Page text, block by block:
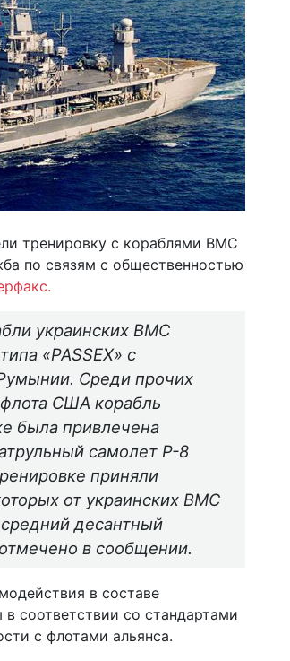
тренировку с кораблями ВМС
по связям с общественностью
украинских ВМС
«PASSEX» с
Среди прочих
США корабль
была привлечена
самолет P-8
приняли
от украинских ВМС
десантный
в сообщении.
в составе
соответствии со стандартами
с флотами альянса.